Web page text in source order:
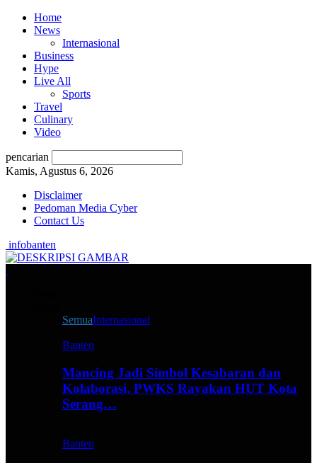
Home
News
Internasional
Business
Hype
Live All
Sports
Travel
Culinary
Video
pencarian
Kamis, Agustus 6, 2026
Disclaimer
Pedoman Media Cyber
Contact Us
infobanten
SemuaInternasional
Banten
Mancing Jadi Simbol Kesabaran dan
Kolaborasi, PWKS Rayakan HUT Kota
Serang…
Banten